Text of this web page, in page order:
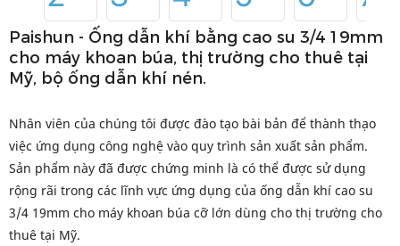
Paishun - Ống dẫn khí bằng cao su 3/4 19mm
cho máy khoan búa, thị trường cho thuê tại
Mỹ, bộ ống dẫn khí nén.
Nhân viên của chúng tôi được đào tạo bài bản để thành thạo
việc ứng dụng công nghệ vào quy trình sản xuất sản phẩm.
Sản phẩm này đã được chứng minh là có thể được sử dụng
rộng rãi trong các lĩnh vực ứng dụng của ống dẫn khí cao su
3/4 19mm cho máy khoan búa cỡ lớn dùng cho thị trường cho
thuê tại Mỹ.